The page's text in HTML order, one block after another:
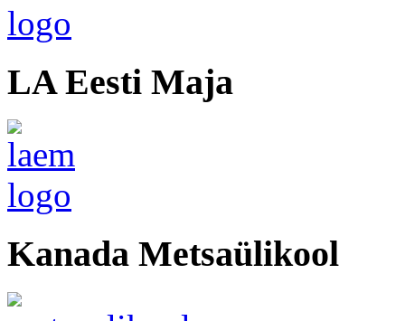
LA Eesti Maja
Kanada Metsaülikool